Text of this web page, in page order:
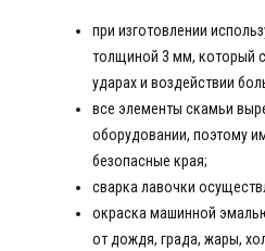
при изготовлении
толщиной 3 мм, который
ударах и воздействии
все элементы скамьи
оборудовании, поэтому
безопасные края;
сварка лавочки
окраска машинной
от дождя, града, жары,